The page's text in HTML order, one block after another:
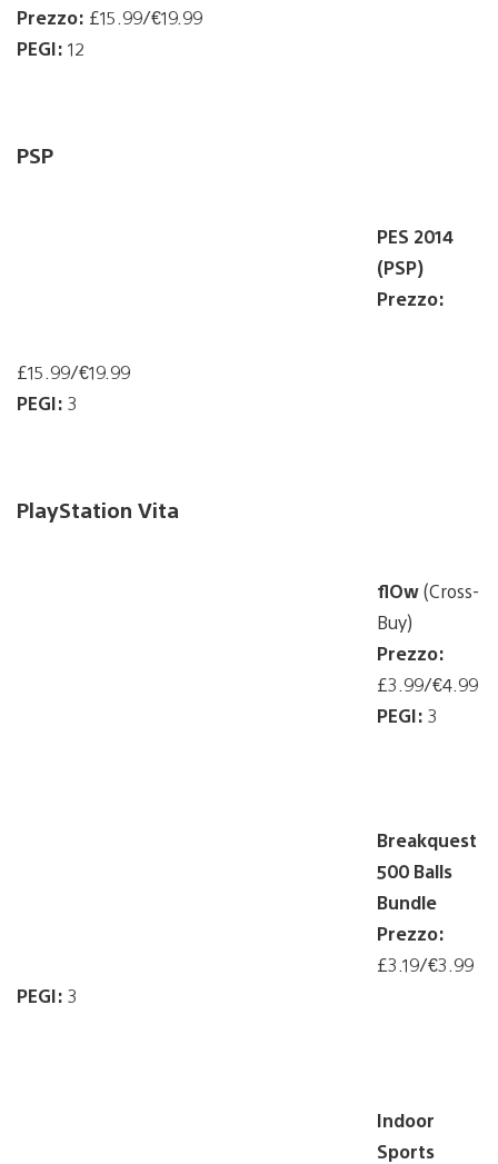
Prezzo: £15.99/€19.99
PEGI: 12
PSP
PES 2014
(PSP)
Prezzo:
£15.99/€19.99
PEGI: 3
PlayStation Vita
flOw(Cross-
Buy)
Prezzo:
£3.99/€4.99
PEGI: 3
Breakquest
500 Balls
Bundle
Prezzo:
£3.19/€3.99
PEGI: 3
Indoor
Sports